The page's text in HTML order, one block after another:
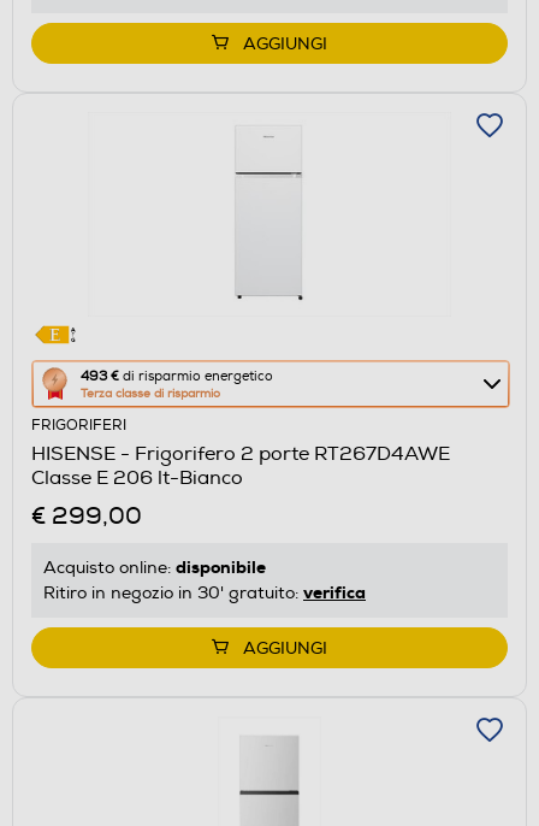
Youreko.
AGGIUNGI
493 € di risparmio energetico
Terza classe di risparmio
Questa
azione
aprirà
il
Calcolatore
di
energetico
di
Youreko.
FRIGORIFERI
HISENSE - Frigorifero 2 porte RT267D4AWE
Classe E 206 lt-Bianco
€ 299,00
Acquisto online: disponibile
Ritiro in negozio in 30' gratuito: verifica
AGGIUNGI